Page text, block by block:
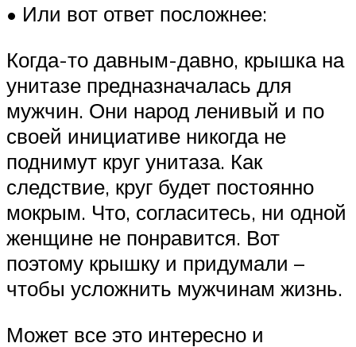
• Или вот ответ посложнее:
Когда-то давным-давно, крышка на
унитазе предназначалась для
мужчин. Они народ ленивый и по
своей инициативе никогда не
поднимут круг унитаза. Как
следствие, круг будет постоянно
мокрым. Что, согласитесь, ни одной
женщине не понравится. Вот
поэтому крышку и придумали –
чтобы усложнить мужчинам жизнь.
Может все это интересно и